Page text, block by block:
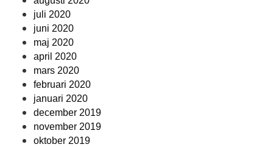
juli 2020
juni 2020
maj 2020
april 2020
mars 2020
februari 2020
januari 2020
december 2019
november 2019
oktober 2019